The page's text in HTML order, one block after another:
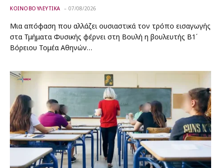
ΚΟΙΝΟΒΟΥΛΕΥΤΙΚΑ 07/08/2026
Μια απόφαση που αλλάζει ουσιαστικά τον τρόπο εισαγωγής
στα Τμήματα Φυσικής φέρνει στη Βουλή η βουλευτής Β1΄
Βόρειου Τομέα Αθηνών…